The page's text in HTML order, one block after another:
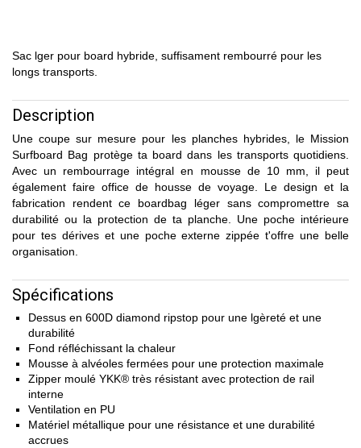
Sac lger pour board hybride, suffisament rembourré pour les
longs transports.
Description
Une coupe sur mesure pour les planches hybrides, le Mission
Surfboard Bag protège ta board dans les transports quotidiens.
Avec un rembourrage intégral en mousse de 10 mm, il peut
également faire office de housse de voyage. Le design et la
fabrication rendent ce boardbag léger sans compromettre sa
durabilité ou la protection de ta planche. Une poche intérieure
pour tes dérives et une poche externe zippée t'offre une belle
organisation.
Spécifications
Dessus en 600D diamond ripstop pour une lgèreté et une
durabilité
Fond réfléchissant la chaleur
Mousse à alvéoles fermées pour une protection maximale
Zipper moulé YKK® très résistant avec protection de rail
interne
Ventilation en PU
Matériel métallique pour une résistance et une durabilité
accrues